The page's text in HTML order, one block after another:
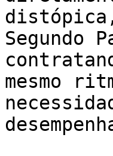
Segundo
mesmo